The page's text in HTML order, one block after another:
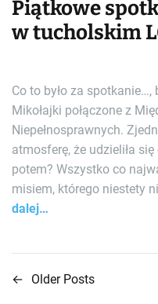
Piątkowe
w tucholskim
Co to było za spotkanie…,
Mikołajki połączone z
Niepełnosprawnych.
atmosferę, że udzieliła
potem? Wszystko co
misiem, którego niestety
dalej…
N
← Older Posts